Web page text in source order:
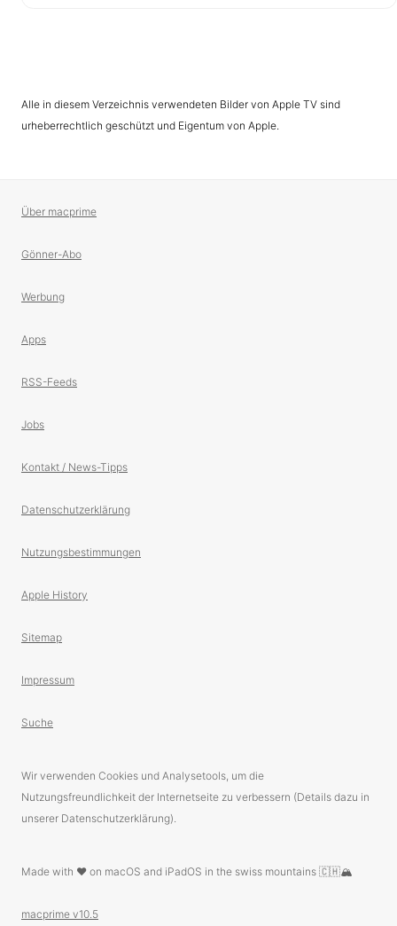
Alle in diesem Verzeichnis verwendeten Bilder von Apple TV sind
urheberrechtlich geschützt und Eigentum von Apple.
Über macprime
Gönner-Abo
Werbung
Apps
RSS-Feeds
Jobs
Kontakt / News-Tipps
Datenschutzerklärung
Nutzungsbestimmungen
Apple History
Sitemap
Impressum
Suche
Wir verwenden Cookies und Analysetools, um die
Nutzungsfreundlichkeit der Internetseite zu verbessern (Details dazu in
unserer Datenschutzerklärung).
Made with ❤️ on macOS and iPadOS in the swiss mountains 🇨🇭🏔
macprime v10.5